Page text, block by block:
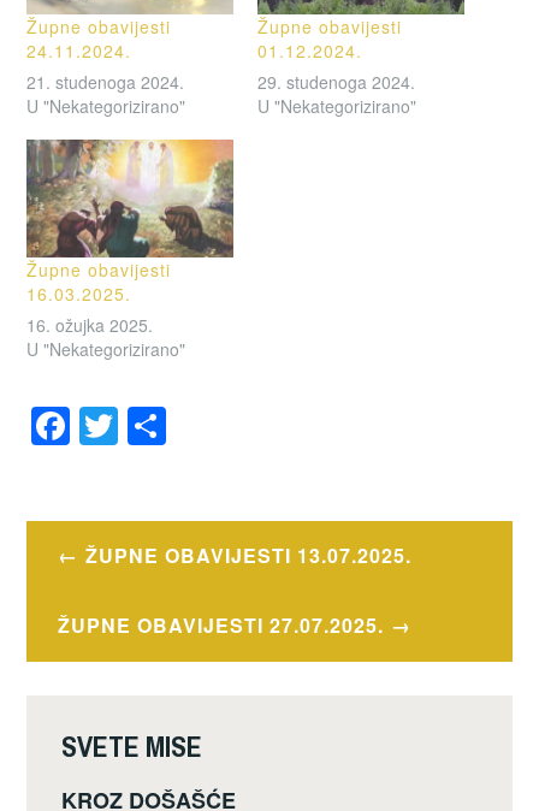
Župne obavijesti
24.11.2024.
21. studenoga 2024.
U "Nekategorizirano"
Župne obavijesti
01.12.2024.
29. studenoga 2024.
U "Nekategorizirano"
Župne obavijesti
16.03.2025.
16. ožujka 2025.
U "Nekategorizirano"
F
a
e
b
o
o
T
wi
er e
Navigacija
ŽUPNE OBAVIJESTI 13.07.2025.
ŽUPNE OBAVIJESTI 27.07.2025.
SVETE MISE
KROZ DOŠAŠĆE